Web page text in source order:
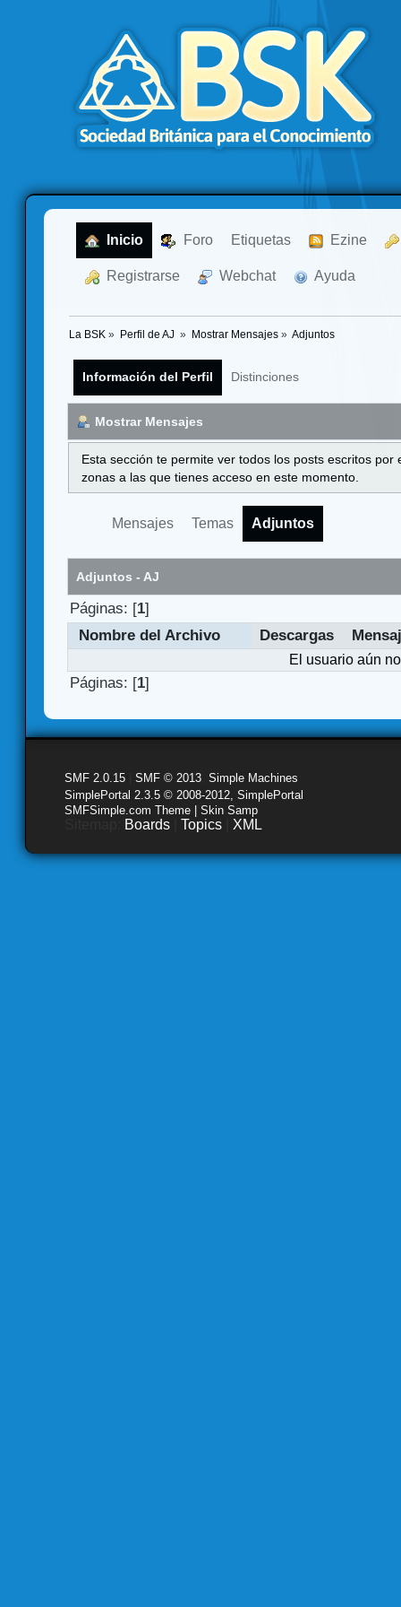
Inicio Foro Etiquetas Ezine
Registrarse Webchat Ayuda
La BSK » Perfil de AJ » Mostrar Mensajes» Adjuntos
Información del Perfil Distinciones
Mostrar Mensajes
Esta sección te permite ver todos los posts escritos
zonas a las que tienes acceso en este momento.
Mensajes Temas Adjuntos
Adjuntos - AJ
Páginas: [1]
Nombre del Archivo
Descargas
El usuario aún
Páginas: [1]
SMF 2.0.15 SMF © 2013 Simple Machines
SimplePortal 2.3.5 © 2008-2012, SimplePortal
SMFSimple.com Theme | Skin Samp
Boards Topics XML